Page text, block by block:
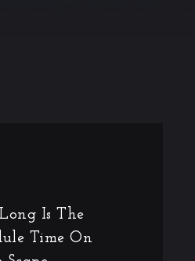
Is The
Time On